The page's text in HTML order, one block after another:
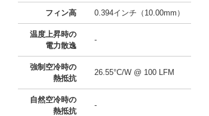
フィン高 0.394インチ（10.00mm）
温度上昇時の
電力散逸
-
強制空冷時の
熱抵抗
26.55°C/W @ 100 LFM
自然空冷時の
熱抵抗
-